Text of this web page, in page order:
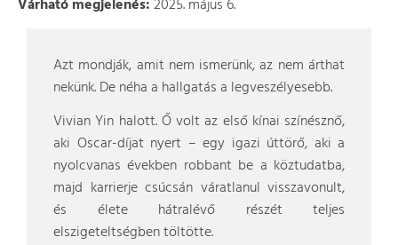
Várható megjelenés:2025. május 6.
Azt mondják, amit nem ismerünk, az nem árthat
nekünk. De néha a hallgatás a legveszélyesebb.
Vivian Yin halott. Ő volt az első kínai színésznő,
aki Oscar-díjat nyert – egy igazi úttörő, aki a
nyolcvanas években robbant be a köztudatba,
majd karrierje csúcsán váratlanul visszavonult,
és élete hátralévő részét teljes
elszigeteltségben töltötte.